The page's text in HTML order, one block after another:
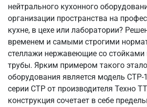
нейтрального кухонного
организации пространства на
кухне, в цехе или лаборатории?
временем и самыми строгими
стеллажи нержавеющие со стойками
трубы. Ярким примером такого
оборудования является модель СТР-
серии СТР от производителя Техно
конструкция сочетает в себе